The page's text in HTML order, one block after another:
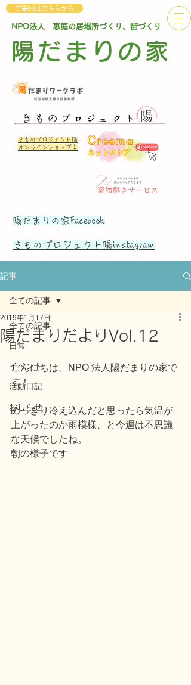
陽だまりの家
NPO法人 恵庭の居場所づくり、街づくり
ご寄付はこちらから
きものプロジェクト陽
オンラインショップ↓
陽だまりの家Facebook
​きものプロジェクト陽instagram
記事
全ての記事
日常
イベント
活動日記
おしらせ
全ての記事
陽だまりだよりVol.12
2019年1月17日
こんにちは、NPO 法人陽だまりの家で
す！
めっきり冷え込んだと思ったら気温が
上がったのか雨模様、と今週は不思議
な天候でしたね。
朝の様子です